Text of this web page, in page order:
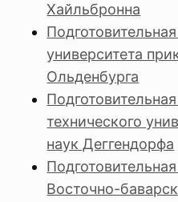
Хайльбронна
университета
Ольденбурга
технического
наук Деггендорфа
Восточно-